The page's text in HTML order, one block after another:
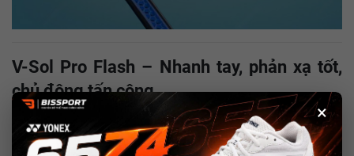
×
V-Sol Pro Flash – Nhanh tay, phản xạ tốt,
chủ động tấn công
Flash được tinh chỉnh để cho cảm giácnhanh và linh hoạt hơn
Bóng bật ra gọn, tốc độ xử lý nhanh, rất hợp với lối đánh chủ động.